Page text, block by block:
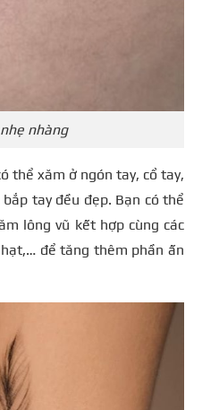
nhàng
thể xăm ở ngón tay, cổ tay,
tay đều đẹp. Bạn có thể
lông vũ kết hợp cùng các
để tăng thêm phần ấn